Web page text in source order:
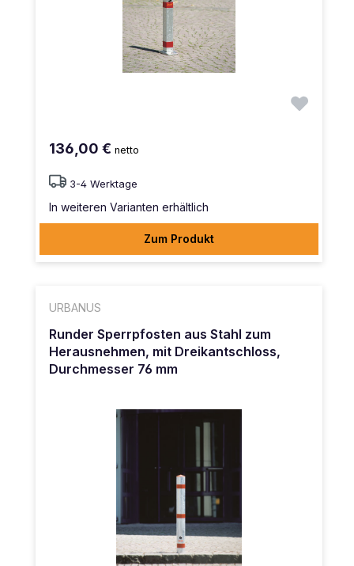
136,00 € netto
3-4 Werktage
In weiteren Varianten erhältlich
Zum Produkt
URBANUS
Runder Sperrpfosten aus Stahl zum
Herausnehmen, mit Dreikantschloss,
Durchmesser 76 mm